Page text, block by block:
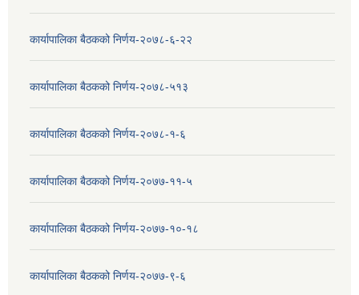
कार्यापालिका बैठकको निर्णय-२०७८-६-२२
कार्यापालिका बैठकको निर्णय-२०७८-५१३
कार्यापालिका बैठकको निर्णय-२०७८-१-६
कार्यापालिका बैठकको निर्णय-२०७७-११-५
कार्यापालिका बैठकको निर्णय-२०७७-१०-१८
कार्यापालिका बैठकको निर्णय-२०७७-९-६